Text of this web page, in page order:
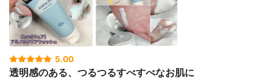
5.00
透明感のある、つるつるすべすべなお肌に